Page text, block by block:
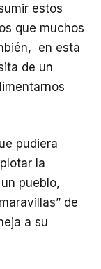
estos
que muchos
en esta
de un
pudiera
la
pueblo,
de
a su